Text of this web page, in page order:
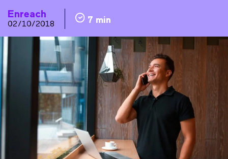
Enreach
02/10/2018 7 min